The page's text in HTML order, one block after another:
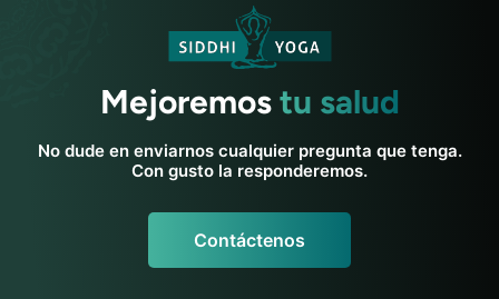
Mejoremostu salud
No dude en enviarnos cualquier pregunta que tenga.
Con gusto la responderemos.
Contáctenos